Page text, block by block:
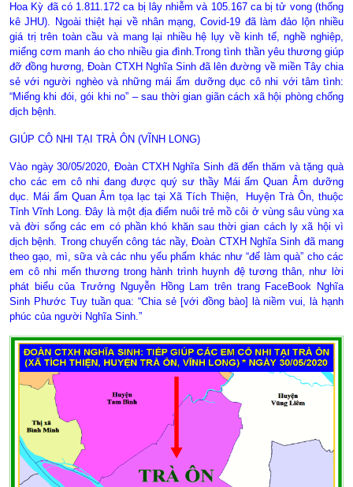
Hoa Kỳ đã có 1.811.172 ca bị lây nhiễm và 105.167 ca bị tử vong (thống
kê JHU). Ngoài thiệt hại về nhân mạng, Covid-19 đã làm đảo lộn nhiều
giá trị trên toàn cầu và mang lại nhiều hệ lụy về kinh tế, nghề nghiệp,
miếng cơm manh áo cho nhiều gia đình.Trong tình thần yêu thương giúp
đỡ đồng hương, Đoàn CTXH Nghĩa Sinh đã lên đường về miền Tây chia
sẻ với người nghèo và những mái ấm dưỡng dục cô nhi với tâm tình:
“Miếng khi đói, gói khi no” – sau thời gian giãn cách xã hội phòng chống
dịch bệnh.
GIÚP CÔ NHI TẠI TRÀ ÔN (VĨNH LONG)
Vào ngày 30/05/2020, Đoàn CTXH Nghĩa Sinh đã đến thăm và tặng quà
cho các em cô nhi đang được quý sư thầy Mái ấm Quan Âm dưỡng
dục. Mái ấm Quan Âm tọa lạc tại Xã Tích Thiện,
Huyện Trà Ôn, thuộc
Tỉnh Vĩnh Long. Đây là một địa điểm nuôi trẻ mồ côi ở vùng sâu vùng xa
và đời sống các em có phần khó khăn sau thời gian cách ly xã hội vì
dịch bệnh. Trong chuyến công tác nầy, Đoàn CTXH Nghĩa Sinh đã mang
theo gạo, mì, sữa và các nhu yếu phẩm khác như “để làm quà” cho các
em cô nhi mến thương trong hành trình huynh đệ tương thân, như lời
phát biểu của Trưởng Nguyễn Hồng Lam trên trang FaceBook Nghĩa
Sinh Phước Tuy tuần qua: “Chia sẻ [với đồng bào] là niềm vui, là hạnh
phúc của người Nghĩa Sinh.”